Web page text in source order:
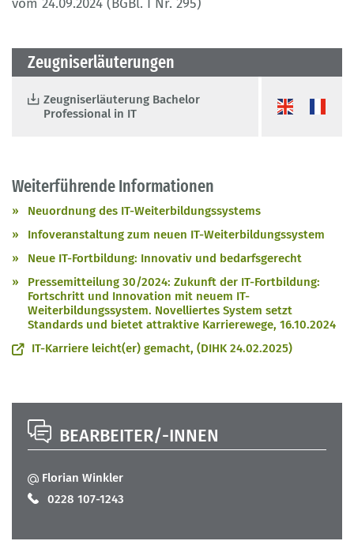
vom 24.09.2024 (BGBl. I Nr. 295)
Zeugniserläuterungen
Zeugniserläuterung Bachelor
Professional in IT
Weiterführende Informationen
Neuordnung des IT-Weiterbildungssystems
Infoveranstaltung zum neuen IT-Weiterbildungssystem
Neue IT-Fortbildung: Innovativ und bedarfsgerecht
Pressemitteilung 30/2024: Zukunft der IT-Fortbildung:
Fortschritt und Innovation mit neuem IT-
Weiterbildungssystem. Novelliertes System setzt
Standards und bietet attraktive Karrierewege, 16.10.2024
IT-Karriere leicht(er) gemacht, (DIHK 24.02.2025)
BEARBEITER/-INNEN
Florian Winkler
0228 107-1243